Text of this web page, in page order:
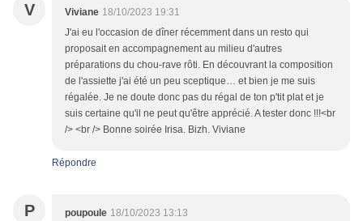
V Viviane 18/10/2023 19:31
J'ai eu l'occasion de dîner récemment dans un resto qui
proposait en accompagnement au milieu d'autres
préparations du chou-rave rôti. En découvrant la composition
de l'assiette j'ai été un peu sceptique… et bien je me suis
régalée. Je ne doute donc pas du régal de ton p'tit plat et je
suis certaine qu'il ne peut qu'être apprécié. A tester donc !!!<br
/> <br /> Bonne soirée Irisa. Bizh. Viviane
Répondre
P poupoule 18/10/2023 13:13